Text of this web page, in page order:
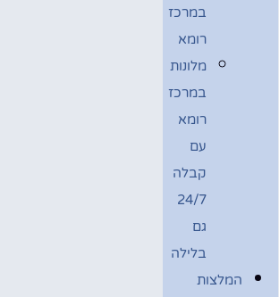
במרכז
רומא
מלונות
במרכז
רומא
עם
קבלה
24/7
גם
בלילה
המלצות